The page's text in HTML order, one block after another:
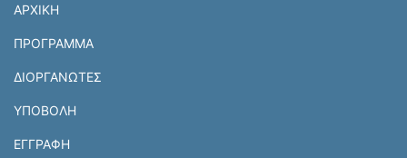
ΑΡΧΙΚΗ
ΠΡΟΓΡΑΜΜΑ
ΔΙΟΡΓΑΝΩΤΕΣ
ΥΠΟΒΟΛΗ
ΕΓΓΡΑΦΗ